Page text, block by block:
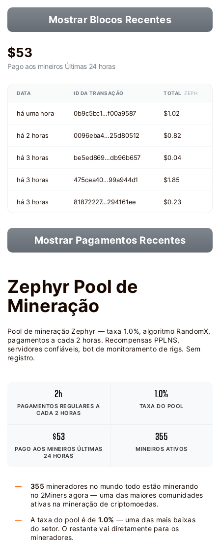
Mostrar Blocos Recentes
$53
Pago aos mineiros Últimas 24 horas
DATA ID DA TRANSAÇÃO TOTAL ZEPH
há uma hora 0b9c5bc1…f00a9587 $1.02
há 2 horas 0096eba4…25d80512 $0.82
há 3 horas be5ed869…db96b657 $0.04
há 3 horas 475cea40…99a944d1 $1.85
há 3 horas 81872227…294161ee $0.23
Mostrar Pagamentos Recentes
Zephyr Pool de
Mineração
Pool de mineração Zephyr — taxa 1.0%, algoritmo RandomX,
pagamentos a cada 2 horas. Recompensas PPLNS,
servidores confiáveis, bot de monitoramento de rigs. Sem
registro.
2h
PAGAMENTOS REGULARES A
CADA 2 HORAS
1.0%
TAXA DO POOL
$53
PAGO AOS MINEIROS ÚLTIMAS
24 HORAS
355
MINEIROS ATIVOS
355 mineradores no mundo todo estão minerando
no 2Miners agora — uma das maiores comunidades
ativas na mineração de criptomoedas.
A taxa do pool é de 1.0% — uma das mais baixas
do setor. O restante vai diretamente para os
mineradores.